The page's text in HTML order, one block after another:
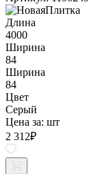
Длина
4000
Ширина
84
Ширина
84
Цвет
Серый
Цена за: шт
2 312₽